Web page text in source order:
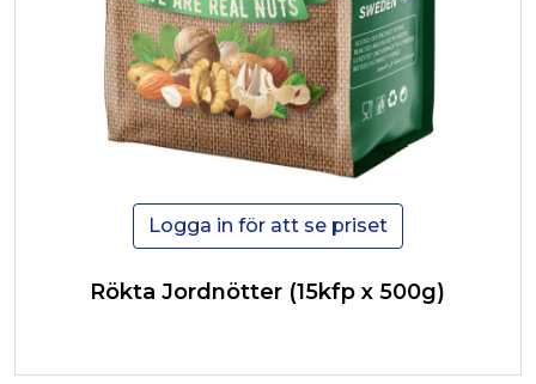
Logga in för att se priset
Rökta Jordnötter (15kfp x 500g)